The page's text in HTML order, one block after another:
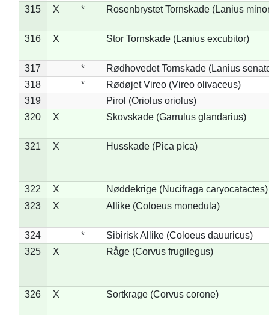
315
X * Rosenbrystet Tornskade (Lanius
316 X Stor Tornskade (Lanius excubitor)
317 *
Rødhovedet Tornskade (Lanius
318
*
Rødøjet Vireo (Vireo olivaceus)
319
Pirol (Oriolus oriolus)
320
X Skovskade (Garrulus glandarius)
321 X Husskade (Pica pica)
322 X
Nøddekrige (Nucifraga caryocatactes)
323
X Allike (Coloeus monedula)
324 *
Sibirisk Allike (Coloeus dauuricus)
325
X Råge (Corvus frugilegus)
326 X Sortkrage (Corvus corone)